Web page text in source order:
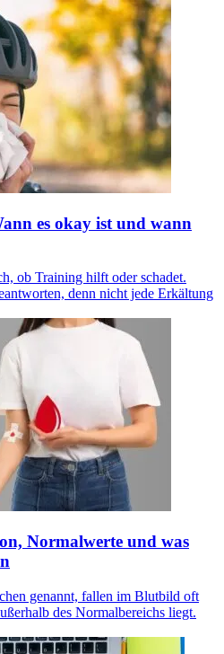
es okay ist und wann
ob Training hilft oder schadet.
denn nicht jede Erkältung
Normalwerte und was
genannt, fallen im Blutbild oft
des Normalbereichs liegt.